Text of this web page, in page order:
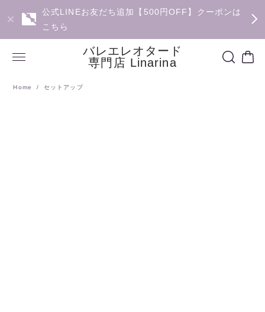
公式LINEお友だち追加【500円OFF】クーポンは
こちら
バレエレオタード
専門店 Linarina
Home セットアップ